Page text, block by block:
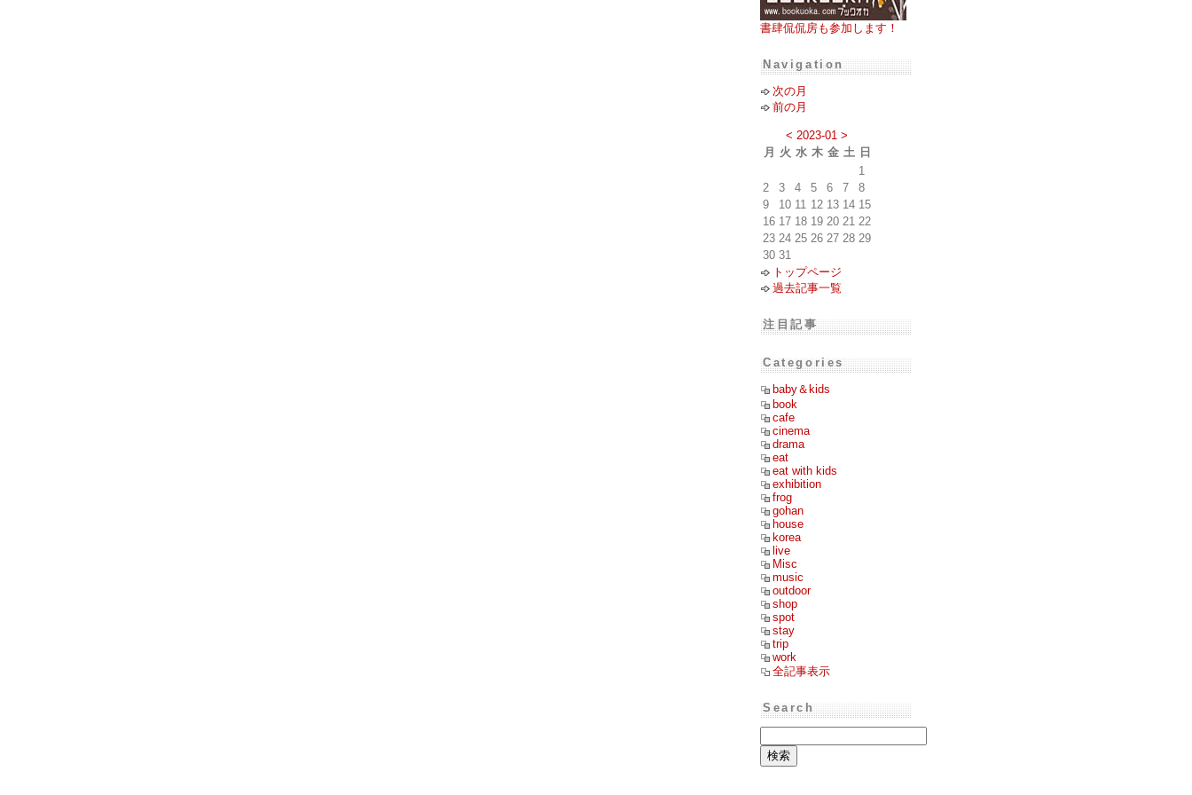
書肆侃侃房も参加します！
Navigation
次の月
前の月
< 2023-01 >
月
火 水 木 金 土 日
1
2
3 4 5 6 7
8
9
10 11 12 13 14 15
16 17 18 19 20 21 22
23 24 25 26 27 28 29
30 31
トップページ
過去記事一覧
注目記事
Categories
baby＆kids
book
cafe
cinema
drama
eat
eat with kids
exhibition
frog
gohan
house
korea
live
Misc
music
outdoor
shop
spot
stay
trip
work
全記事表示
Search